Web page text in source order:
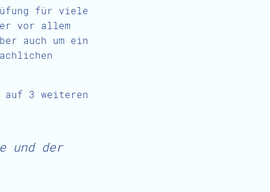
für viele
vor allem
auch um ein
auf 3 weiteren
und der